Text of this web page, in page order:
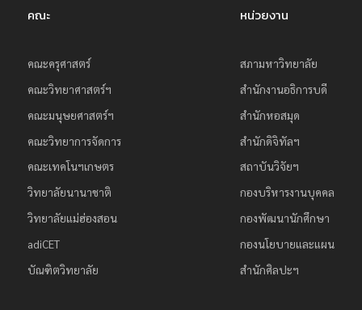
า
ท
ย
ย
ร
า
ช
ภั
ฏ
คณะ
คณะครุศาสตร์
คณะวิทยาศาสตร์ฯ
คณะมนุษยศาสตร์ฯ
คณะวิทยาการจัดการ
คณะเทคโนฯเกษตร
วิทยาลัยนานาชาติ
วิทยาลัยแม่ฮ่องสอน
adiCET
บัณฑิตวิทยาลัย
หน่วยงาน
สภามหาวิทยาลัย
สำนักงานอธิการบดี
สำนักหอสมุด
สำนักดิจิทัลฯ
สถาบันวิจัยฯ
กองบริหารงานบุคคล
กองพัฒนานักศึกษา
กองนโยบายและแผน
สำนักศิลปะฯ